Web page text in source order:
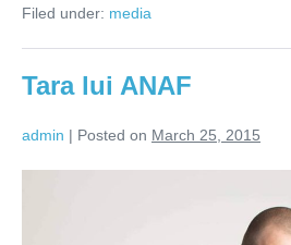
Filed under: media
Tara lui ANAF
admin | Posted on March 25, 2015